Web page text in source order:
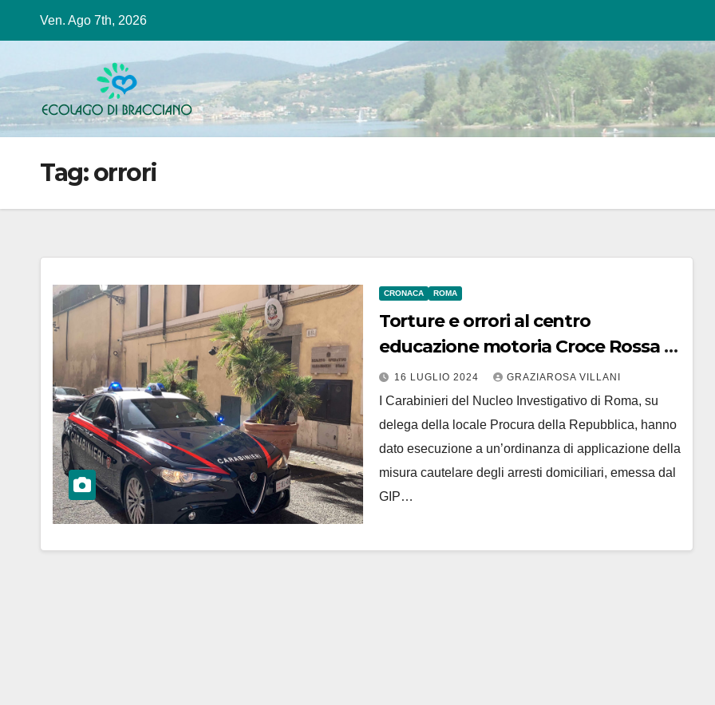
Ven. Ago 7th, 2026
Tag:orrori
CRONACA ROMA
Torture e orrori al centro
educazione motoria Croce Rossa di
Roma: 10 arresti
16 LUGLIO 2024 GRAZIAROSA VILLANI
I Carabinieri del Nucleo Investigativo di Roma, su
delega della locale Procura della Repubblica, hanno
dato esecuzione a un’ordinanza di applicazione della
misura cautelare degli arresti domiciliari, emessa dal
GIP…